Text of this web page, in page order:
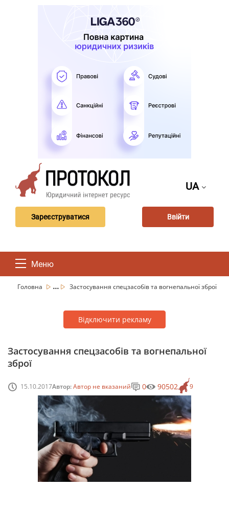
UA
Зареєструватися Ввійти
Меню
Головна ... Застосування спецзасобів та вогнепальної зброї
Відключити рекламу
Застосування спецзасобів та вогнепальної
зброї
15.10.2017Автор:Автор не вказаний 9
0 90502